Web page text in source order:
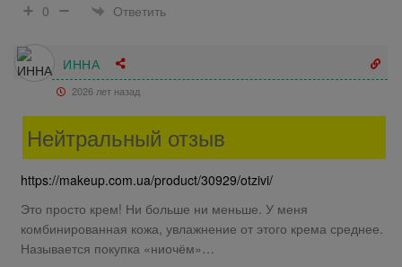
0 Ответить
ИННА
2026 лет назад
Нейтральный отзыв
https://makeup.com.ua/product/30929/otzivi/
Это просто крем! Ни больше ни меньше. У меня
комбинированная кожа, увлажнение от этого крема среднее.
Называется покупка «ниочём»…